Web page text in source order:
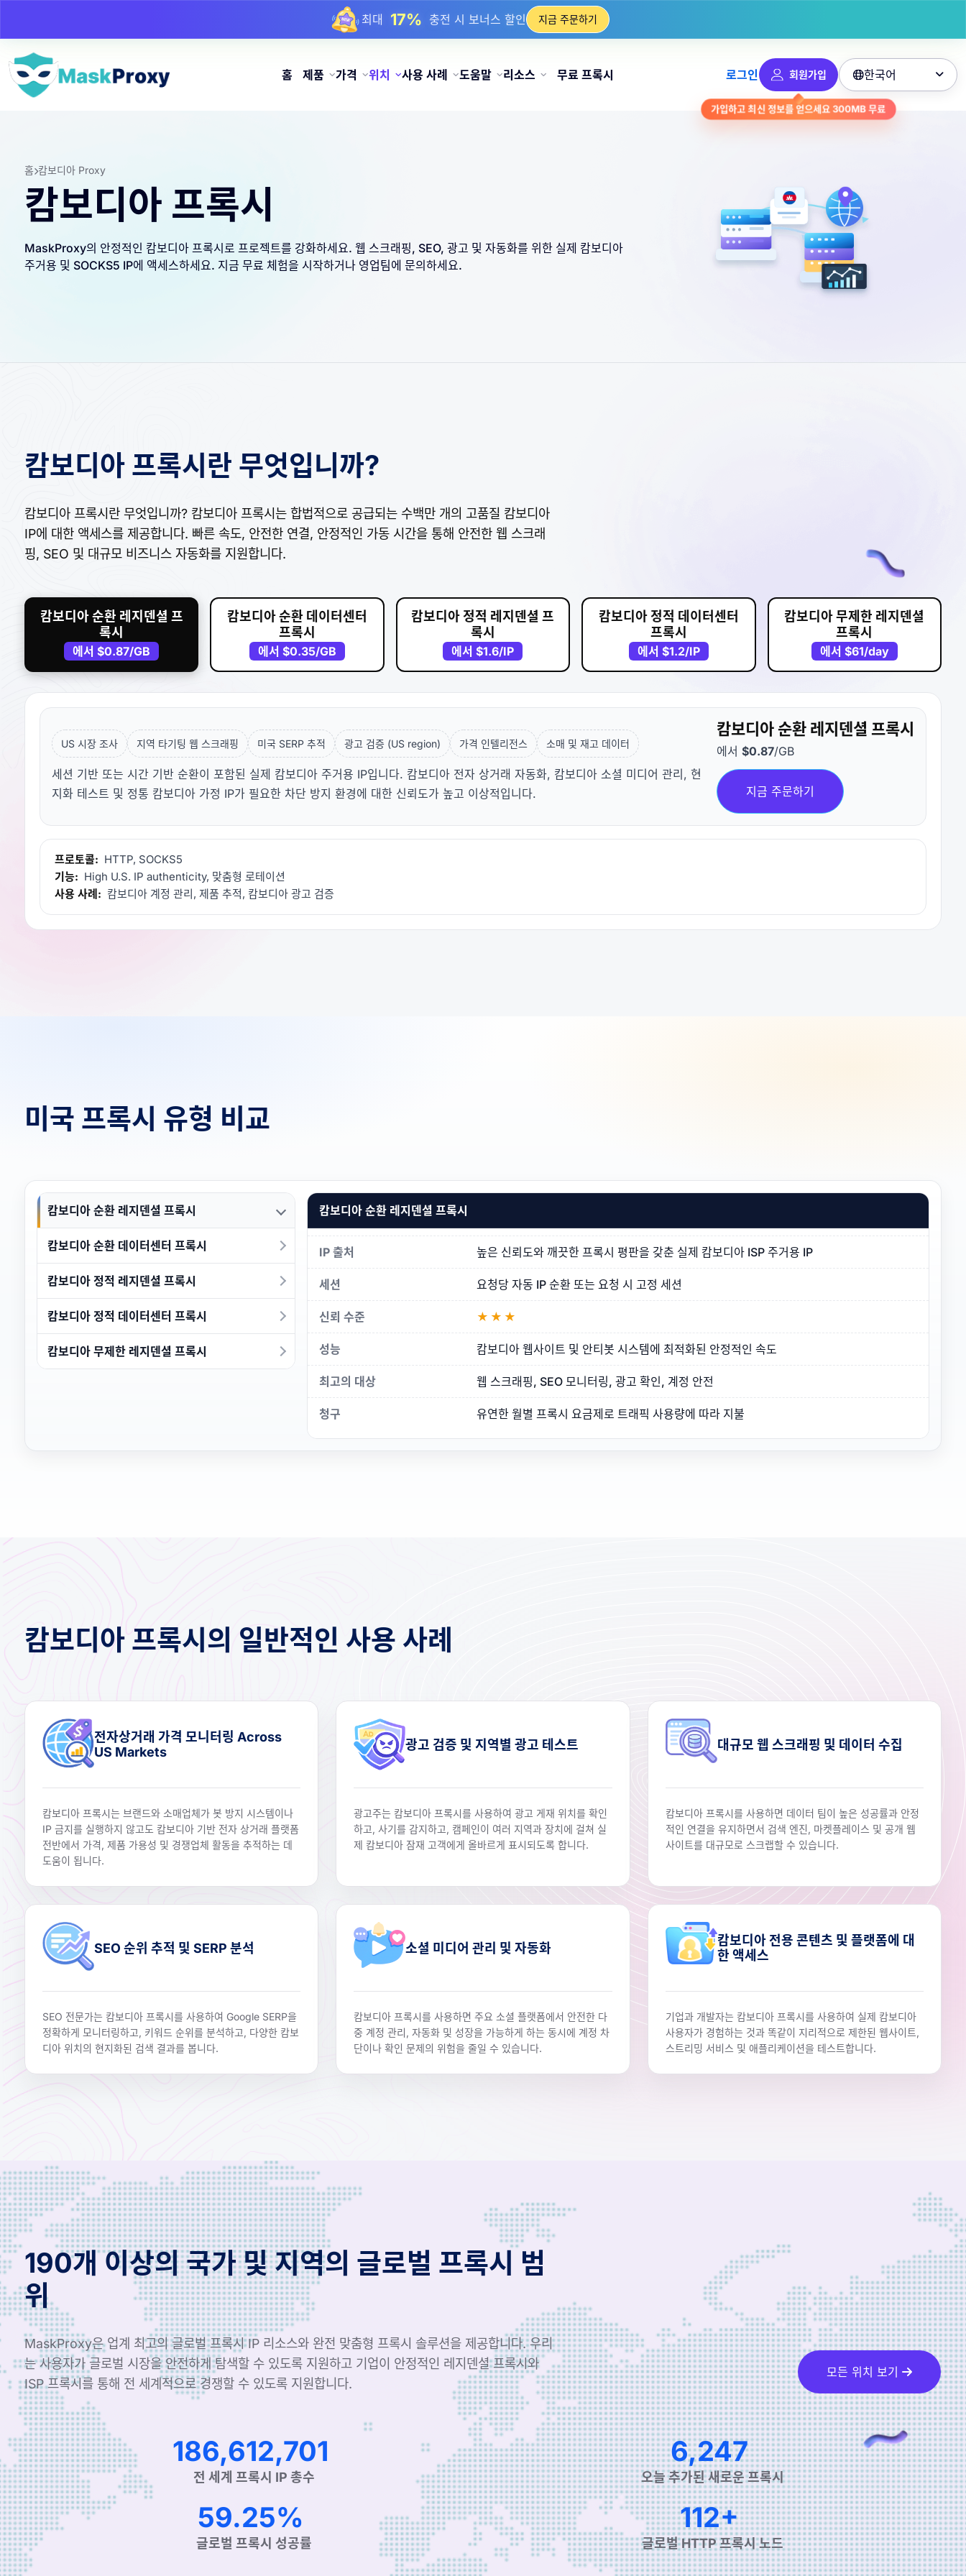
최대25%정적 IP 구매 할인
최대81%순환 IP 구매 할인
지금 주문하기
홈 제품 가격 위치 사용 사례 도움말 리소스 무료 프록시 로그인 회원가입
가입하고 최신 정보를 얻으세요 300MB무료
한국어 
홈 캄보디아 Proxy
캄보디아 프록시
MaskProxy의 안정적인 캄보디아 프록시로 프로젝트를 강화하세요. 웹 스크래핑, SEO, 광고 및 자동화를 위한 실제 캄보디아
주거용 및 SOCKS5 IP에 액세스하세요. 지금 무료 체험을 시작하거나 영업팀에 문의하세요.
캄보디아 프록시란 무엇입니까?
캄보디아 프록시란 무엇입니까? 캄보디아 프록시는 합법적으로 공급되는 수백만 개의 고품질 캄보디아
IP에 대한 액세스를 제공합니다. 빠른 속도, 안전한 연결, 안정적인 가동 시간을 통해 안전한 웹 스크래
핑, SEO 및 대규모 비즈니스 자동화를 지원합니다.
캄보디아 순환 레지덴셜 프
록시
에서$0.87/GB
캄보디아 순환 데이터센터
프록시
에서$0.35/GB
캄보디아 정적 레지덴셜 프
록시
에서$1.6/IP
캄보디아 정적 데이터센터
프록시
에서 $1.2/IP
캄보디아 무제한 레지덴셜
프록시
에서 $61/day
US 시장 조사 지역 타기팅 웹 스크래핑 미국 SERP 추적 광고 검증 (US region) 가격 인텔리전스 소매 및 재고 데이터
세션 기반 또는 시간 기반 순환이 포함된 실제 캄보디아 주거용 IP입니다. 캄보디아 전자 상거래 자동화, 캄보디아 소셜 미디어 관리, 현
지화 테스트 및 정통 캄보디아 가정 IP가 필요한 차단 방지 환경에 대한 신뢰도가 높고 이상적입니다.
캄보디아 순환 레지덴셜 프록시
에서 $0.87/GB
지금 주문하기
프로토콜: HTTP, SOCKS5
기능: High U.S. IP authenticity, 맞춤형 로테이션
사용 사례: 캄보디아 계정 관리, 제품 추적, 캄보디아 광고 검증
미국 프록시 유형 비교
캄보디아 순환 레지덴셜 프록시
캄보디아 순환 데이터센터 프록시
캄보디아 정적 레지덴셜 프록시
캄보디아 정적 데이터센터 프록시
캄보디아 무제한 레지덴셜 프록시
캄보디아 순환 레지덴셜 프록시
IP 출처 높은 신뢰도와 깨끗한 프록시 평판을 갖춘 실제 캄보디아 ISP 주거용 IP
세션 요청당 자동 IP 순환 또는 요청 시 고정 세션
신뢰 수준 ★★★
성능 캄보디아 웹사이트 및 안티봇 시스템에 최적화된 안정적인 속도
최고의 대상 웹 스크래핑, SEO 모니터링, 광고 확인, 계정 안전
청구 유연한 월별 프록시 요금제로 트래픽 사용량에 따라 지불
캄보디아 프록시의 일반적인 사용 사례
전자상거래 가격 모니터링 Across
US Markets
캄보디아 프록시는 브랜드와 소매업체가 봇 방지 시스템이나
IP 금지를 실행하지 않고도 캄보디아 기반 전자 상거래 플랫폼
전반에서 가격, 제품 가용성 및 경쟁업체 활동을 추적하는 데
도움이 됩니다.
광고 검증 및 지역별 광고 테스트
광고주는 캄보디아 프록시를 사용하여 광고 게재 위치를 확인
하고, 사기를 감지하고, 캠페인이 여러 지역과 장치에 걸쳐 실
제 캄보디아 잠재 고객에게 올바르게 표시되도록 합니다.
대규모 웹 스크래핑 및 데이터 수집
캄보디아 프록시를 사용하면 데이터 팀이 높은 성공률과 안정
적인 연결을 유지하면서 검색 엔진, 마켓플레이스 및 공개 웹
사이트를 대규모로 스크랩할 수 있습니다.
SEO 순위 추적 및 SERP 분석
SEO 전문가는 캄보디아 프록시를 사용하여 Google SERP을
정확하게 모니터링하고, 키워드 순위를 분석하고, 다양한 캄보
디아 위치의 현지화된 검색 결과를 봅니다.
소셜 미디어 관리 및 자동화
캄보디아 프록시를 사용하면 주요 소셜 플랫폼에서 안전한 다
중 계정 관리, 자동화 및 성장을 가능하게 하는 동시에 계정 차
단이나 확인 문제의 위험을 줄일 수 있습니다.
캄보디아 전용 콘텐츠 및 플랫폼에 대
한 액세스
기업과 개발자는 캄보디아 프록시를 사용하여 실제 캄보디아
사용자가 경험하는 것과 똑같이 지리적으로 제한된 웹사이트,
스트리밍 서비스 및 애플리케이션을 테스트합니다.
190개 이상의 국가 및 지역의 글로벌 프록시 범
위
MaskProxy은 업계 최고의 글로벌 프록시 IP 리소스와 완전 맞춤형 프록시 솔루션을 제공합니다. 우리
는 사용자가 글로벌 시장을 안전하게 탐색할 수 있도록 지원하고 기업이 안정적인 레지덴셜 프록시와
ISP 프록시를 통해 전 세계적으로 경쟁할 수 있도록 지원합니다.
모든 위치 보기
312,210,543
전 세계 프록시 IP 총수
10,453
오늘 추가된 새로운 프록시
99.90%
글로벌 프록시 성공률
190+
글로벌 HTTP 프록시 노드